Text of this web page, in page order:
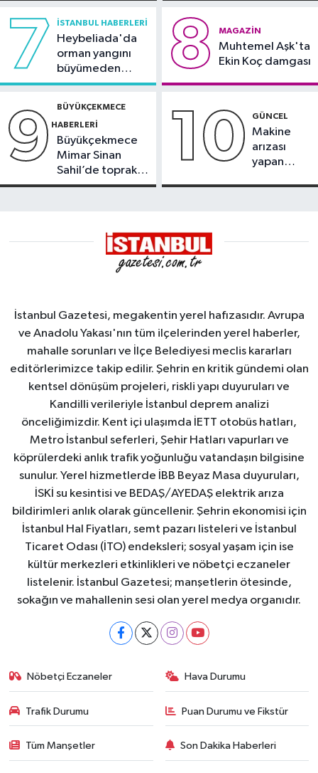
7 İSTANBUL HABERLERI
Heybeliada'da
orman yangını
büyümeden
söndürüldü
8 MAGAZIN
Muhtemel Aşk'ta
Ekin Koç damgası
9 BÜYÜKÇEKMECE
HABERLERI
Büyükçekmece
Mimar Sinan
Sahil’de toprak
kayması
10 GÜNCEL
Makine
arızası
yapan
İstanbul Gazetesi, megakentin yerel hafızasıdır. Avrupa
ve Anadolu Yakası'nın tüm ilçelerinden yerel haberler,
mahalle sorunları ve İlçe Belediyesi meclis kararları
editörlerimizce takip edilir. Şehrin en kritik gündemi olan
kentsel dönüşüm projeleri, riskli yapı duyuruları ve
Kandilli verileriyle İstanbul deprem analizi
önceliğimizdir. Kent içi ulaşımda İETT otobüs hatları,
Metro İstanbul seferleri, Şehir Hatları vapurları ve
köprülerdeki anlık trafik yoğunluğu vatandaşın bilgisine
sunulur. Yerel hizmetlerde İBB Beyaz Masa duyuruları,
İSKİ su kesintisi ve BEDAŞ/AYEDAŞ elektrik arıza
bildirimleri anlık olarak güncellenir. Şehrin ekonomisi için
İstanbul Hal Fiyatları, semt pazarı listeleri ve İstanbul
Ticaret Odası (İTO) endeksleri; sosyal yaşam için ise
kültür merkezleri etkinlikleri ve nöbetçi eczaneler
listelenir. İstanbul Gazetesi; manşetlerin ötesinde,
sokağın ve mahallenin sesi olan yerel medya organıdır.
Nöbetçi Eczaneler Hava Durumu
Trafik Durumu Puan Durumu ve Fikstür
Tüm Manşetler Son Dakika Haberleri